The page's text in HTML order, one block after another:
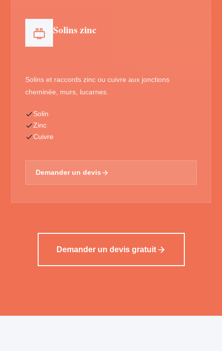
Solins zinc
Solins et raccords zinc ou cuivre aux jonctions
cheminée, murs, lucarnes.
Solin
Zinc
Cuivre
Demander un devis
Demander un devis gratuit